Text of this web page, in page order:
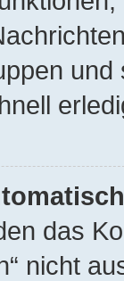
das
nicht